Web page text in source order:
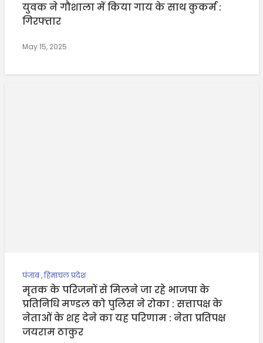
युवक ने गौशाला में किया गाय के साथ कुकर्म :
गिरफ्तार
May 15, 2025
पंजाब,हिमाचल प्रदेश
मृतक के परिजनों से मिलने जा रहे भाजपा के
प्रतिनिधि मण्डल को पुलिस ने रोका : सत्तापक्ष के
नेताओं के शह देने का यह परिणाम : नेता प्रतिपक्ष
जयराम ठाकुर